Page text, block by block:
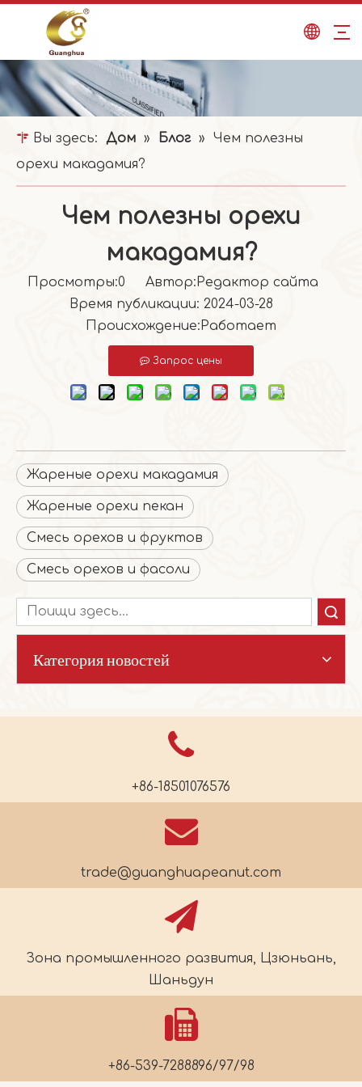
Вы здесь: Дом » Блог »
Чем полезны
орехи макадамия?
Чем полезны орехи
макадамия?
Просмотры:0 Автор:Pедактор сайта
Время публикации: 2024-03-28
Происхождение:Работает
Запрос цены
Жареные орехи макадамия
Жареные орехи пекан
Смесь орехов и фруктов
Смесь орехов и фасоли
Категория новостей
+86-18501076576
trade@guanghuapeanut.com
Зона промышленного развития, Цзюньань,
Шаньдун
+86-539-7288896/97/98